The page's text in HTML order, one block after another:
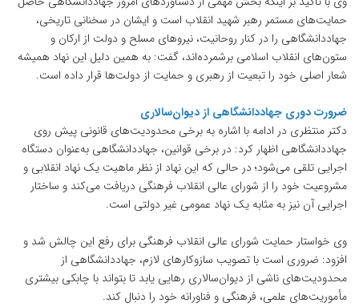
حمایت‌های مستمر رهبر شهید انقلاب است و ایشان در سخنانی تاریخی،
جهاددانشگاهی را در کنار روحانیت، نیروهای مسلح و دولت از ارکان و
ستون‌های انقلاب اسلامی برشمرده‌اند، گفت: به همین دلیل این نهاد همیشه
شعار اصلی خود را تبعیت از رهبری و حمایت از دولت‌ها قرار داده است.
ضرورت دوری جهاددانشگاهی از دیوان‌سالاری
دکتر منتظری در ادامه با اشاره به برخی محدودیت‌های قانونی پیش روی
جهاددانشگاهی اظهار کرد: در برخی قوانین، جهاددانشگاهی به‌عنوان دستگاه
اجرایی تلقی می‌شود؛ در حالی که این نهاد از نظر ماهیت یک نهاد انقلابی و
مشروعیت خود را از شورای عالی انقلاب فرهنگی دریافت می‌کند و ساختار
اجرایی آن نیز به مثابه یک نهاد عمومی غیر دولتی است.
وی خواستار حمایت شورای عالی انقلاب فرهنگی برای رفع این چالش شد و
افزود: ضروری است با تصویب سازوکارهای لازم، جهاددانشگاهی از
محدودیت‌های ناشی از دیوان‌سالاری رهایی یابد تا بتواند با چابکی بیشتری
مأموریت‌های علمی، فرهنگی و فناورانه خود را دنبال کند.